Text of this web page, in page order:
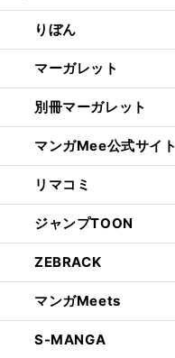
りぼん
マーガレット
別冊マーガレット
マンガMee公式サイト
リマコミ
ジャンプTOON
ZEBRACK
マンガMeets
S-MANGA